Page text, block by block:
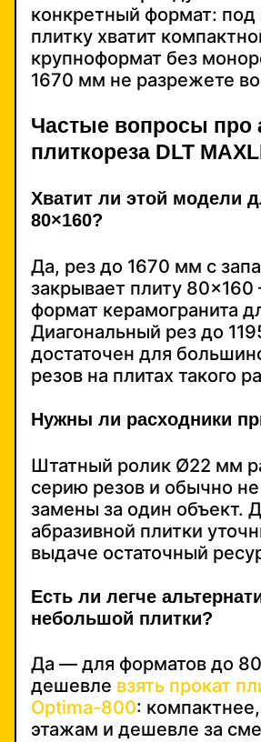
конкретный формат:
плитку хватит
крупноформат без
1670 мм не разрежете
Частые вопросы про
плиткореза DLT
Хватит ли этой модели
80×160?
Да, рез до 1670 мм с
закрывает плиту
формат керамогранита
Диагональный рез до
достаточен для
резов на плитах такого
Нужны ли расходники
Штатный ролик Ø22 мм
серию резов и обычно
замены за один объект.
абразивной плитки
выдаче остаточный
Есть ли легче
небольшой плитки?
Да — для форматов до
дешевле взять прокат
Optima-800:
этажам и дешевле за